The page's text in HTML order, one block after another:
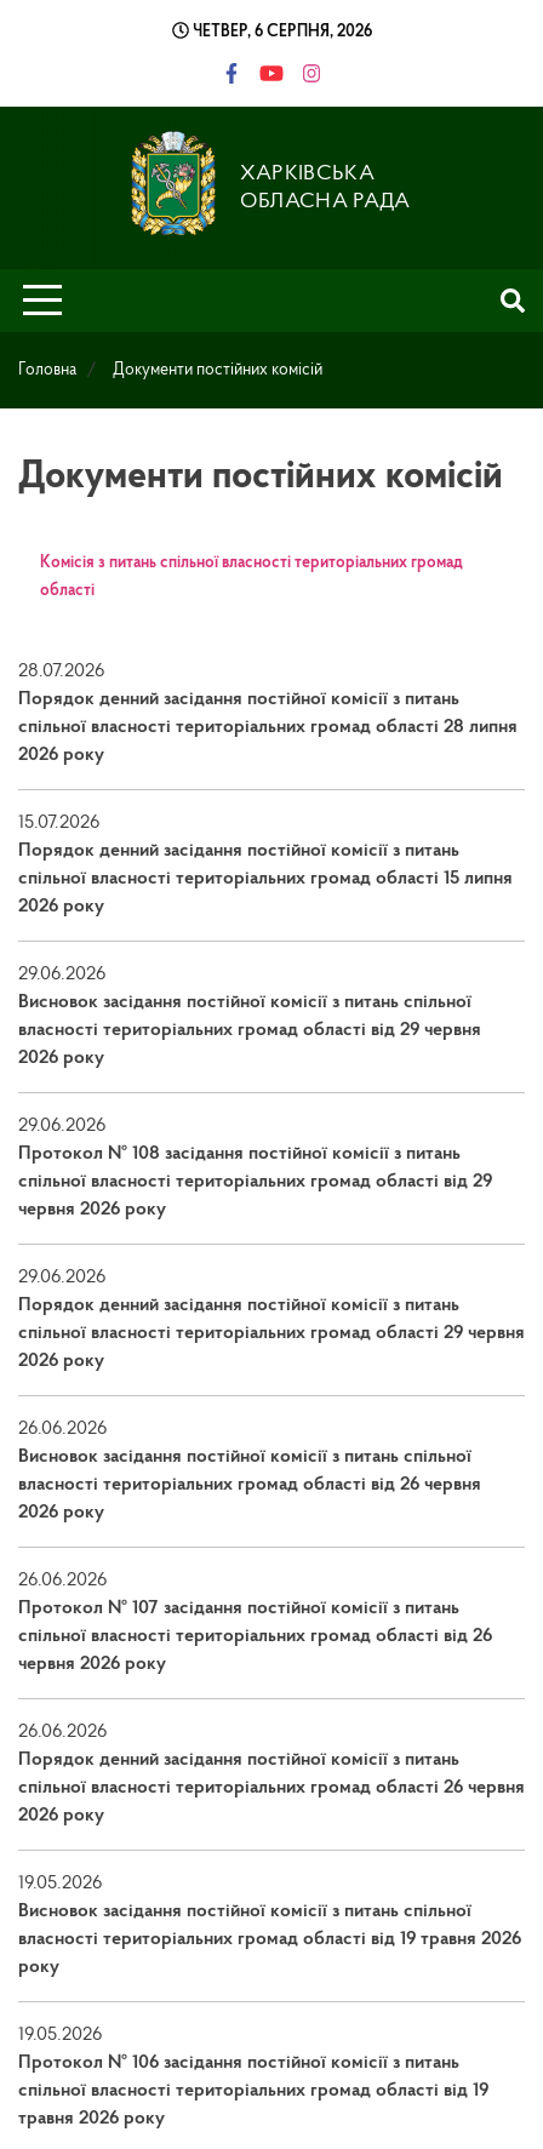
ЧЕТВЕР, 6 СЕРПНЯ, 2026
ХАРКІВСЬКА
ОБЛАСНА РАДА
Головна Документи постійних комісій
Документи постійних комісій
Kомісія з питань спільної власності територіальних громад
області
28.07.2026
Порядок денний засідання постійної комісії з питань
спільної власності територіальних громад області 28 липня
2026 року
15.07.2026
Порядок денний засідання постійної комісії з питань
спільної власності територіальних громад області 15 липня
2026 року
29.06.2026
Висновок засідання постійної комісії з питань спільної
власності територіальних громад області від 29 червня
2026 року
29.06.2026
Протокол № 108 засідання постійної комісії з питань
спільної власності територіальних громад області від 29
червня 2026 року
29.06.2026
Порядок денний засідання постійної комісії з питань
спільної власності територіальних громад області 29 червня
2026 року
26.06.2026
Висновок засідання постійної комісії з питань спільної
власності територіальних громад області від 26 червня
2026 року
26.06.2026
Протокол № 107 засідання постійної комісії з питань
спільної власності територіальних громад області від 26
червня 2026 року
26.06.2026
Порядок денний засідання постійної комісії з питань
спільної власності територіальних громад області 26 червня
2026 року
19.05.2026
Висновок засідання постійної комісії з питань спільної
власності територіальних громад області від 19 травня 2026
року
19.05.2026
Протокол № 106 засідання постійної комісії з питань
спільної власності територіальних громад області від 19
травня 2026 року